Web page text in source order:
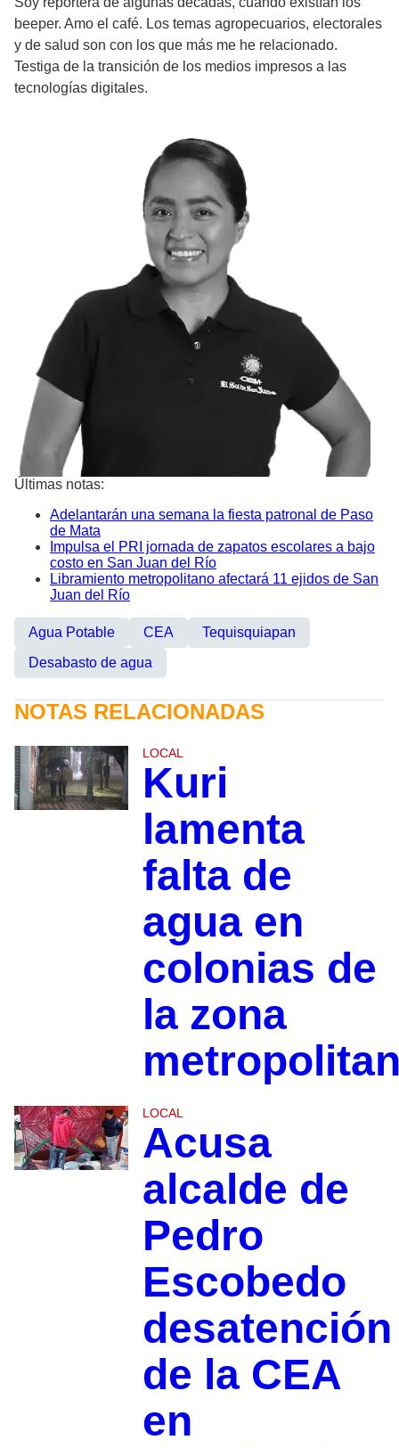
beeper. Amo el café. Los temas agropecuarios, electorales
y de salud son con los que más me he relacionado.
Testiga de la transición de los medios impresos a las
tecnologías digitales.
Últimas notas:
Adelantarán una semana la fiesta patronal de Paso
de Mata
Impulsa el PRI jornada de zapatos escolares a bajo
costo en San Juan del Río
Libramiento metropolitano afectará 11 ejidos de San
Juan del Río
Agua Potable CEA
Tequisquiapan
Desabasto de agua
NOTAS RELACIONADAS
LOCAL
Kuri
lamenta
falta de
agua en
colonias de
la zona
LOCAL
Acusa
alcalde de
Pedro
Escobedo
desatención
de la CEA
en